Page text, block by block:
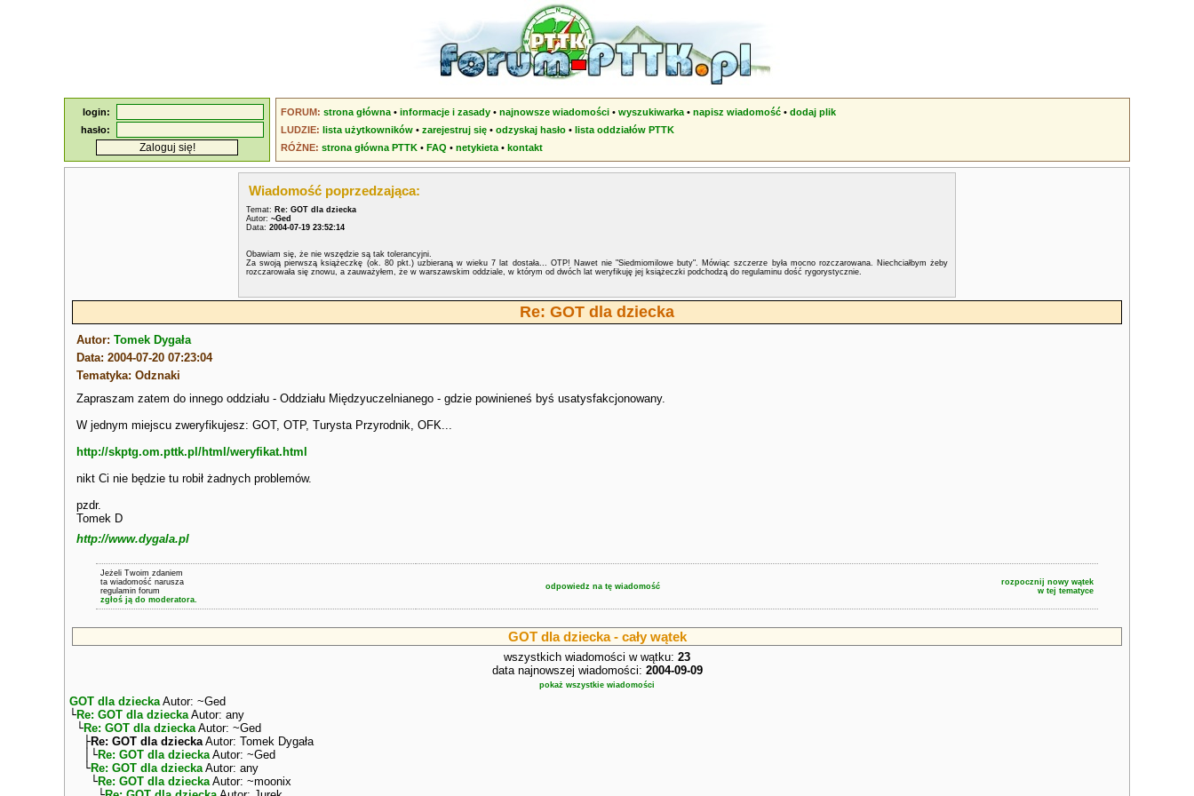
login:
hasło:
FORUM: strona główna • informacje i zasady • najnowsze wiadomości • wyszukiwarka • napisz wiadomość • dodaj plik
LUDZIE: lista użytkowników • zarejestruj się • odzyskaj hasło • lista oddziałów PTTK
RÓŻNE: strona główna PTTK • FAQ • netykieta • kontakt
Wiadomość poprzedzająca:
Temat: Re: GOT dla dziecka
Autor: ~Ged
Data: 2004-07-19 23:52:14
Obawiam się, że nie wszędzie są tak tolerancyjni.
Za swoją pierwszą książeczkę (ok. 80 pkt.) uzbieraną w wieku 7 lat dostała... OTP! Nawet nie "Siedmiomilowe buty". Mówiąc szczerze była mocno rozczarowana. Niechciałbym żeby
rozczarowała się znowu, a zauważyłem, że w warszawskim oddziale, w którym od dwóch lat weryfikuję jej książeczki podchodzą do regulaminu dość rygorystycznie.
Re: GOT dla dziecka
Autor: Tomek Dygała
Data: 2004-07-20 07:23:04
Tematyka: Odznaki
Zapraszam zatem do innego oddziału - Oddziału Międzyuczelnianego - gdzie powinieneś byś usatysfakcjonowany.
W jednym miejscu zweryfikujesz: GOT, OTP, Turysta Przyrodnik, OFK...
http://skptg.om.pttk.pl/html/weryfikat.html
nikt Ci nie będzie tu robił żadnych problemów.
pzdr.
Tomek D
http://www.dygala.pl
Jeżeli Twoim zdaniem
ta wiadomość narusza
regulamin forum
zgłoś ją do moderatora.
odpowiedz na tę wiadomość
rozpocznij nowy wątek
w tej tematyce
GOT dla dziecka - cały wątek
wszystkich wiadomości w wątku: 23
data najnowszej wiadomości: 2004-09-09
pokaż wszystkie wiadomości
GOT dla dzieckaAutor: ~Ged
└Re: GOT dla dzieckaAutor: any
└Re: GOT dla dzieckaAutor: ~Ged
├Re: GOT dla dzieckaAutor: Tomek Dygała
│└Re: GOT dla dzieckaAutor: ~Ged
└Re: GOT dla dzieckaAutor: any
└Re: GOT dla dzieckaAutor: ~moonix